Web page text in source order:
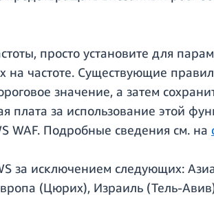
просто установите для
частоте. Существующие
значение, а затем
плата за использование этой
WAF. Подробные сведения см. на
за исключением следующих:
(Цюрих), Израиль (Тель-